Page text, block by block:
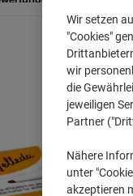
Wir setzen
"Cookies"
wir
die
jeweiligen
Partner
Nähere
unter
akzeptieren